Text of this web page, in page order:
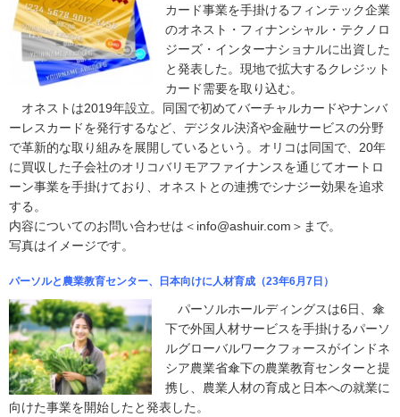
カード事業を手掛けるフィンテック企業
のオネスト・フィナンシャル・テクノロ
ジーズ・インターナショナルに出資した
と発表した。現地で拡大するクレジット
カード需要を取り込む。
オネストは2019年設立。同国で初めてバーチャルカードやナンバ
ーレスカードを発行するなど、デジタル決済や金融サービスの分野
で革新的な取り組みを展開しているという。オリコは同国で、20年
に買収した子会社のオリコバリモアファイナンスを通じてオートロ
ーン事業を手掛けており、オネストとの連携でシナジー効果を追求
する。
内容についてのお問い合わせは＜info@ashuir.com＞まで。
写真はイメージです。
パーソルと農業教育センター、日本向けに人材育成（23年6月7日）
パーソルホールディングスは6日、傘
下で外国人材サービスを手掛けるパーソ
ルグローバルワークフォースがインドネ
シア農業省傘下の農業教育センターと提
携し、農業人材の育成と日本への就業に
向けた事業を開始したと発表した。